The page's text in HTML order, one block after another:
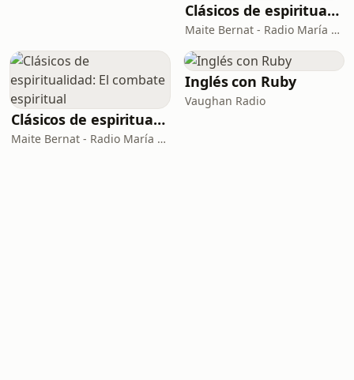
Clásicos de espiritualidad: El arte de aprovechar nuestras faltas
Maite Bernat - Radio María España
Clásicos de espiritualidad: El combate espiritual
Maite Bernat - Radio María ESP
Inglés con Ruby
Vaughan Radio